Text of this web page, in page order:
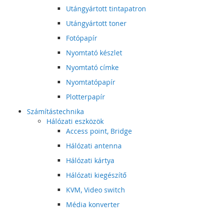
Utángyártott tintapatron
Utángyártott toner
Fotópapír
Nyomtató készlet
Nyomtató címke
Nyomtatópapír
Plotterpapír
Számítástechnika
Hálózati eszközök
Access point, Bridge
Hálózati antenna
Hálózati kártya
Hálózati kiegészítő
KVM, Video switch
Média konverter